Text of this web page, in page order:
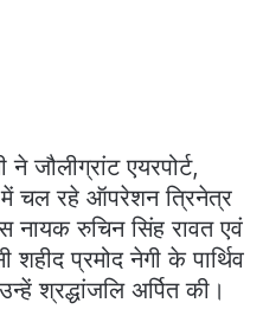
जौलीग्रांट एयरपोर्ट,
चल रहे ऑपरेशन त्रिनेत्र
नायक रुचिन सिंह रावत एवं
शहीद प्रमोद नेगी के पार्थिव
श्रद्धांजलि अर्पित की।